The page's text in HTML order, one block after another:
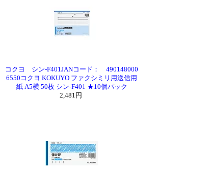
コクヨ シン-F401JANコード： 490148000
6550コクヨ KOKUYO ファクシミリ用送信用
紙 A5横 50枚 シン-F401 ★10個パック
2,481円